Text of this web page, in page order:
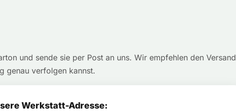
und sende sie per Post an uns. Wir empfehlen den Versand
genau verfolgen kannst.
Werkstatt-Adresse: